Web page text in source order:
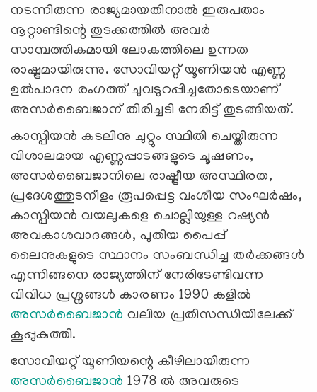
നടന്നിരുന്ന രാജ്യമായതിനാൽ ഇരുപതാം
നൂറ്റാണ്ടിന്റെ തുടക്കത്തിൽ അവർ
സാമ്പത്തികമായി ലോകത്തിലെ ഉന്നത
രാഷ്ട്രമായിരുന്നു. സോവിയറ്റ് യൂണിയൻ എണ്ണ
ഉൽപാദന രംഗത്ത് ചുവടുറപ്പിച്ചതോടെയാണ്
അസർബൈജാന് തിരിച്ചടി നേരിട്ട് തുടങ്ങിയത്.
കാസ്പിയൻ കടലിനു ചുറ്റും സ്ഥിതി ചെയ്തിരുന്ന
വിശാലമായ എണ്ണപ്പാടങ്ങളുടെ ചൂഷണം,
അസർബൈജാനിലെ രാഷ്ട്രീയ അസ്ഥിരത,
പ്രദേശത്തുടനീളം രൂപപ്പെട്ട വംശീയ സംഘർഷം,
കാസ്പിയൻ വയലുകളെ ചൊല്ലിയുള്ള റഷ്യൻ
അവകാശവാദങ്ങൾ, പുതിയ പൈപ്പ്
ലൈനുകളുടെ സ്ഥാനം സംബന്ധിച്ച തർക്കങ്ങൾ
എന്നിങ്ങനെ രാജ്യത്തിന് നേരിടേണ്ടിവന്ന
വിവിധ പ്രശ്നങ്ങൾ കാരണം 1990 കളിൽ
അസർബൈജാന്‍ വലിയ പ്രതിസന്ധിയിലേക്ക്
കൂപ്പുകുത്തി.
സോവിയറ്റ് യൂണിയന്റെ കീഴിലായിരുന്ന
അസർബൈജാൻ 1978 ൽ അവരുടെ